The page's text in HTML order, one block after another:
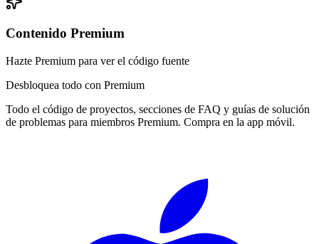
Contenido Premium
Hazte Premium para ver el código fuente
Desbloquea todo con Premium
Todo el código de proyectos, secciones de FAQ y guías de solución
de problemas para miembros Premium. Compra en la app móvil.